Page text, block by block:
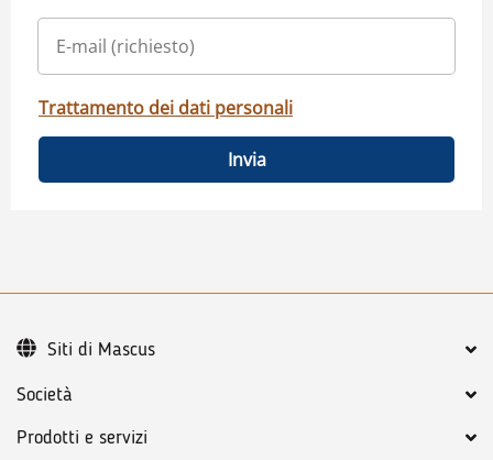
Trattamento dei dati personali
Invia
Società
Prodotti e servizi
Siti di Mascus